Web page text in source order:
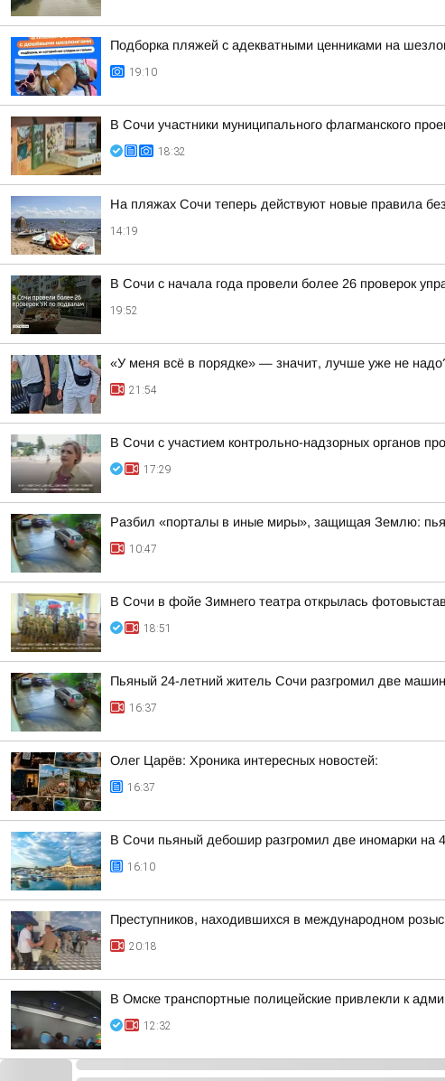
Подборка пляжей с адекватными ценниками на
19:10
В Сочи участники муниципального флагманского
18:32
На пляжах Сочи теперь действуют новые правила
14:19
В Сочи с начала года провели более 26 проверок
19:52
«У меня всё в порядке» — значит, лучше уже не
21:54
В Сочи с участием контрольно-надзорных органов
17:29
Разбил «порталы в иные миры», защищая Землю:
10:47
В Сочи в фойе Зимнего театра открылась
18:51
Пьяный 24-летний житель Сочи разгромил две
16:37
Олег Царёв: Хроника интересных новостей:
16:37
В Сочи пьяный дебошир разгромил две иномарки на
16:10
Преступников, находившихся в международном
20:18
В Омске транспортные полицейские привлекли к
12:32